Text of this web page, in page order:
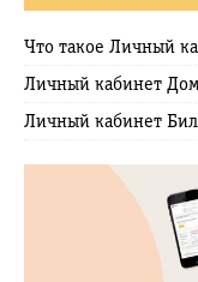
Что такое Личный
Личный кабинет
Личный кабинет